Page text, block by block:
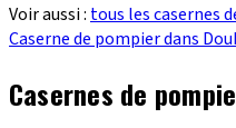
Voir aussi : tous les casernes
Caserne de pompier dans
Casernes de